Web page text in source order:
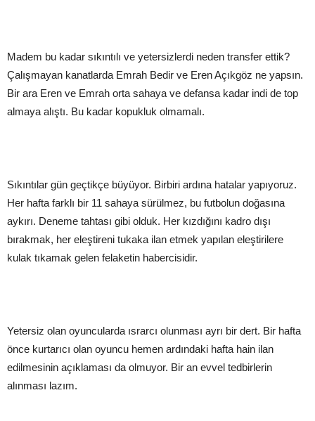
Madem bu kadar sıkıntılı ve yetersizlerdi neden transfer ettik?
Çalışmayan kanatlarda Emrah Bedir ve Eren Açıkgöz ne yapsın.
Bir ara Eren ve Emrah orta sahaya ve defansa kadar indi de top
almaya alıştı. Bu kadar kopukluk olmamalı.
Sıkıntılar gün geçtikçe büyüyor. Birbiri ardına hatalar yapıyoruz.
Her hafta farklı bir 11 sahaya sürülmez, bu futbolun doğasına
aykırı. Deneme tahtası gibi olduk. Her kızdığını kadro dışı
bırakmak, her eleştireni tukaka ilan etmek yapılan eleştirilere
kulak tıkamak gelen felaketin habercisidir.
Yetersiz olan oyuncularda ısrarcı olunması ayrı bir dert. Bir hafta
önce kurtarıcı olan oyuncu hemen ardındaki hafta hain ilan
edilmesinin açıklaması da olmuyor. Bir an evvel tedbirlerin
alınması lazım.